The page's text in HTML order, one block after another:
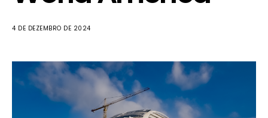
4 DE DEZEMBRO DE 2024